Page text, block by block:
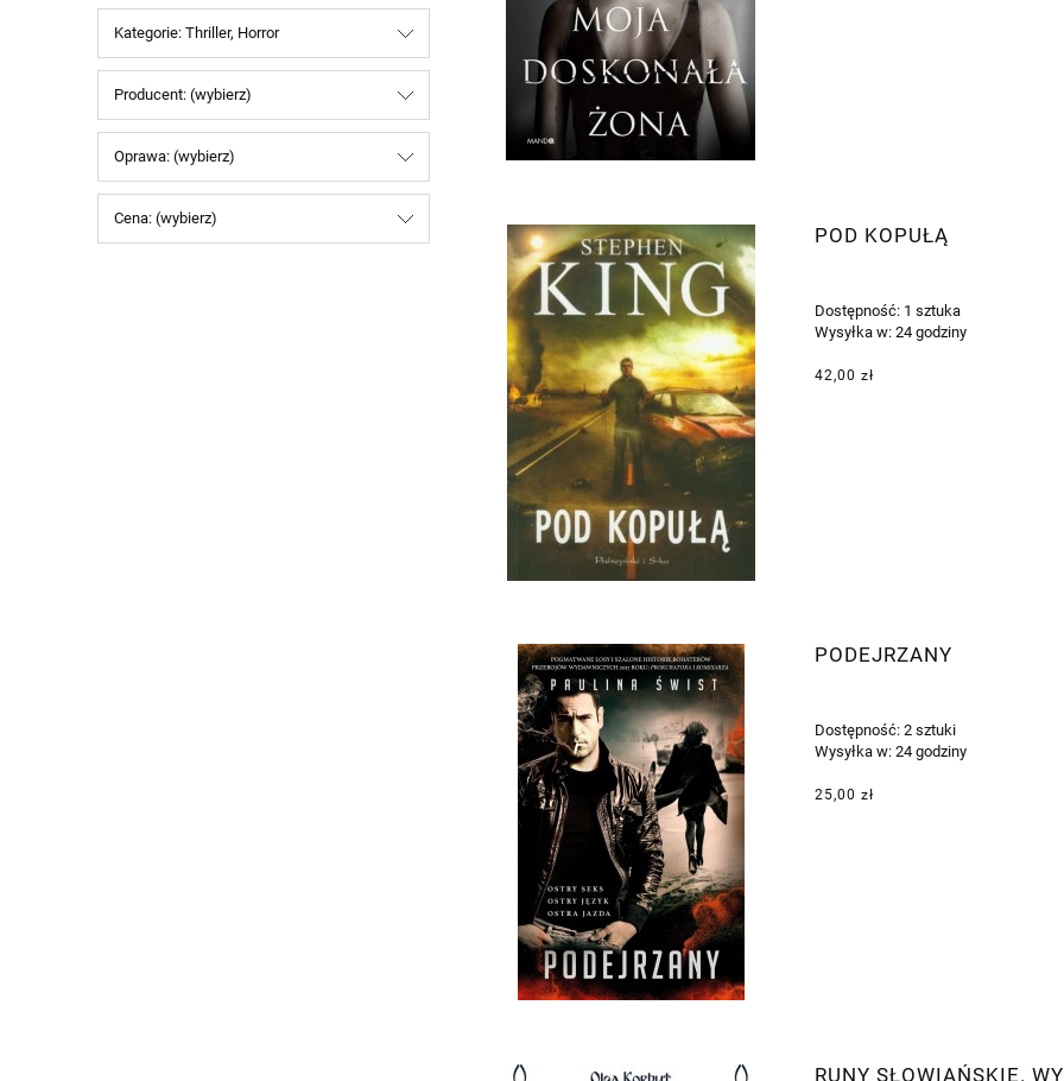
Kategorie: Thriller, Horror
Producent: (wybierz)
Oprawa: (wybierz)
Cena: (wybierz)
POD KOPUŁĄ
Dostępność: 1 sztuka
Wysyłka w: 24 godziny
42,00 zł
PODEJRZANY
Dostępność: 2 sztuki
Wysyłka w: 24 godziny
25,00 zł
RUNY SŁOWIAŃSKIE.